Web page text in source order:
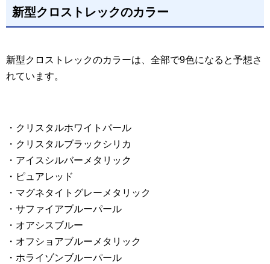
新型クロストレックのカラー
新型クロストレックのカラーは、全部で9色になると予想さ
れています。
・クリスタルホワイトパール
・クリスタルブラックシリカ
・アイスシルバーメタリック
・ピュアレッド
・マグネタイトグレーメタリック
・サファイアブルーパール
・オアシスブルー
・オフショアブルーメタリック
・ホライゾンブルーパール